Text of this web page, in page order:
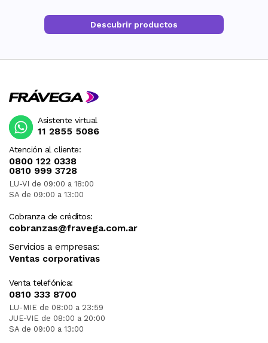
Descubrir productos
Atención al cliente:
0800 122 0338
0810 999 3728
LU-VI de 09:00 a 18:00
SA de 09:00 a 13:00
Cobranza de créditos:
cobranzas@fravega.com.ar
Servicios a empresas:
Ventas corporativas
Venta telefónica:
0810 333 8700
LU-MIE de 08:00 a 23:59
JUE-VIE de 08:00 a 20:00
SA de 09:00 a 13:00
Asistente virtual
11 2855 5086